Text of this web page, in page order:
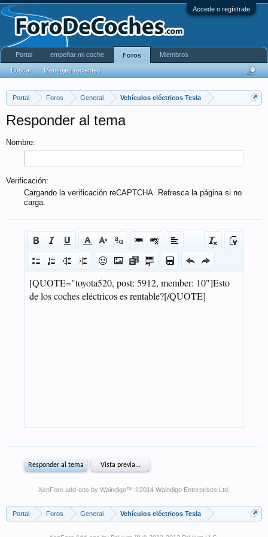
Accede o regístrate
Portal Foros General Vehículos eléctricos Tesla
Responder al tema
Nombre:
Verificación:
Cargando la verificación reCAPTCHA. Refresca la página si no
carga.
XenForo add-ons by Waindigo™ ©2014 Waindigo Enterprises Ltd
Portal Foros General Vehículos eléctricos Tesla
Portal empeñar mi coche Foros
Buscar Mensajes recientes
Miembros